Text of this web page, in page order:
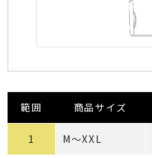
範囲 商品サイズ
1 M～XXL